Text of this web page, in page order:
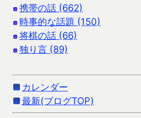
携帯の話 (662)
時事的な話題 (150)
将棋の話 (66)
独り言 (89)
カレンダー
最新(ブログTOP)